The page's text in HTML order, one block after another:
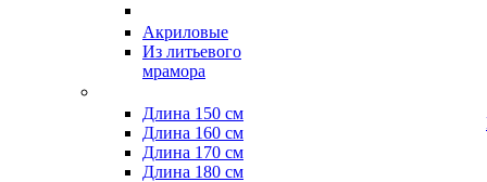
Акриловые
Из литьевого
мрамора
Длина 150 см
Длина 160 см
Длина 170 см
Длина 180 см